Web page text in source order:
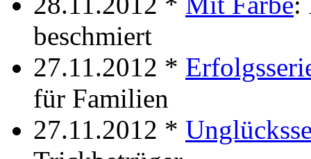
beschmiert
27.11.2012 *
für Familien
27.11.2012 *